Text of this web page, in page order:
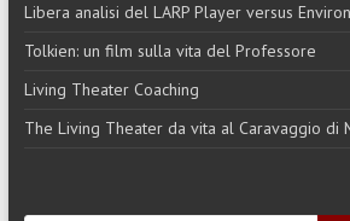
Libera analisi del LARP Player versus
Tolkien: un film sulla vita del Professore
Living Theater Coaching
The Living Theater da vita al Caravaggio di